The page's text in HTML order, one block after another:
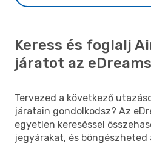
Keress és foglalj
járatot az
Tervezed a következő
járatain gondolkodsz? Az
egyetlen kereséssel
jegyárakat, és böngészheted